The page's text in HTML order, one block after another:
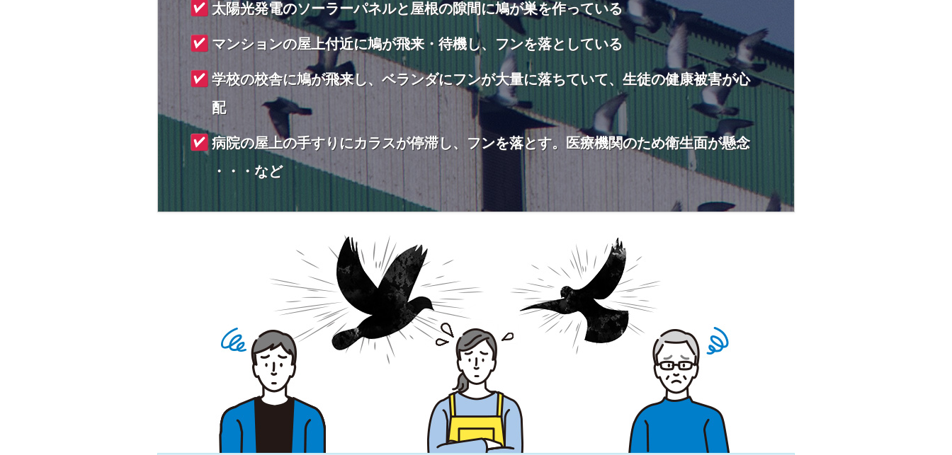
太陽光発電のソーラーパネルと屋根の隙間に鳩が巣を作っている
マンションの屋上付近に鳩が飛来・待機し、フンを落としている
学校の校舎に鳩が飛来し、ベランダにフンが大量に落ちていて、生徒の健康被害が心
配
病院の屋上の手すりにカラスが停滞し、フンを落とす。医療機関のため衛生面が懸念
・・・など